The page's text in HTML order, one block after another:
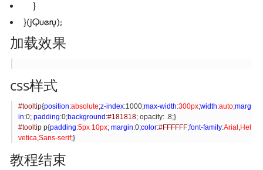
}
}(jQuery);
加载效果
css样式
#tooltip{position:absolute;z-index:1000;max-width:300px;width:auto;marg
in:0;padding:0;background :#181818; opacity: .8;}
#tooltip p{padding:5px 10px;margin:0;color:#FFFFFF;font-family:Arial ,Hel
vetica,Sans-serif;}
教程结束